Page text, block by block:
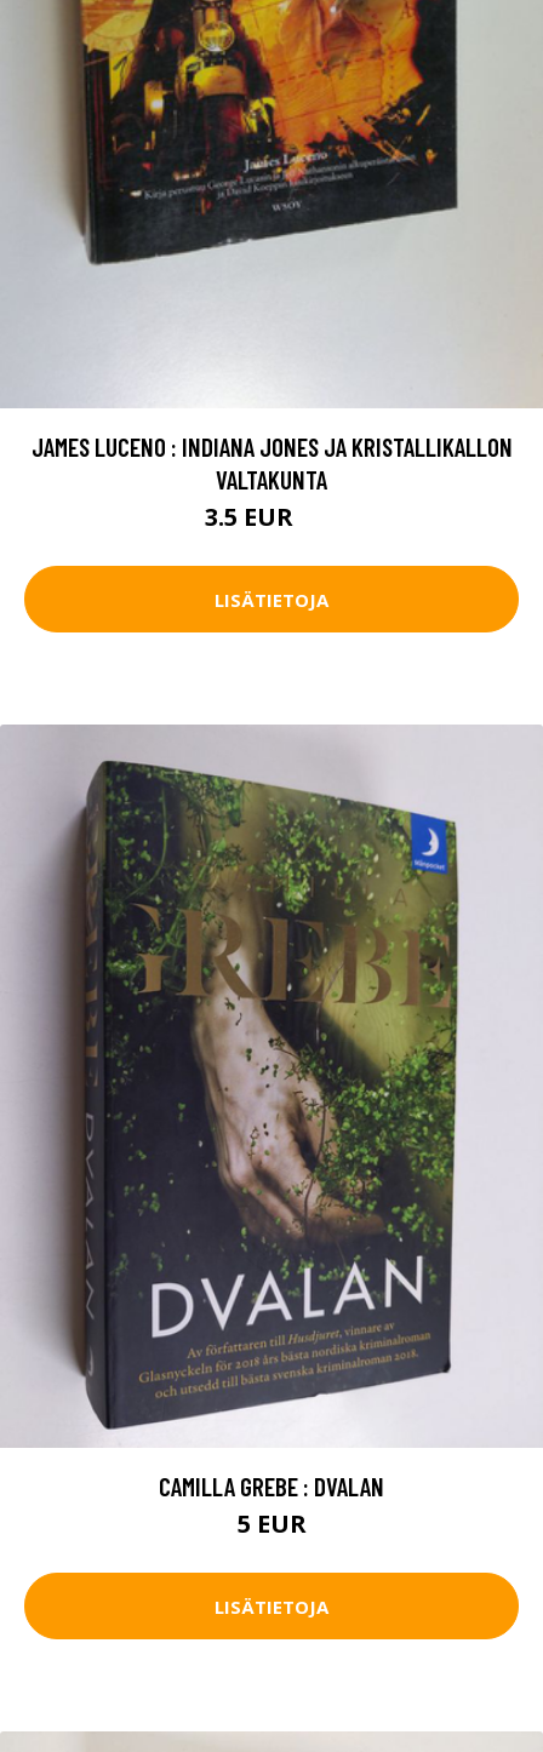
JAMES LUCENO : INDIANA JONES JA KRISTALLIKALLON
VALTAKUNTA
3.5 EUR
LISÄTIETOJA
CAMILLA GREBE : DVALAN
5 EUR
LISÄTIETOJA